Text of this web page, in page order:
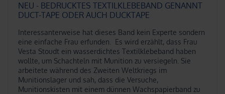
NEU - BEDRUCKTES TEXTILKLEBEBAND GENANNT
DUCT-TAPE ODER AUCH DUCKTAPE
Interessanterweise hat dieses Band kein Experte sondern
eine einfache Frau erfunden.
Es wird erzählt, dass Frau
Vesta Stoudt ein wasserdichtes Textilklebeband haben
wollte, um Schachteln mit Munition zu versiegeln. Sie
arbeitete während des Zweiten Weltkriegs im
Munitionslager und sah, dass die Versuche,
Munitionskisten mit einem dünnen Wachspapierband zu